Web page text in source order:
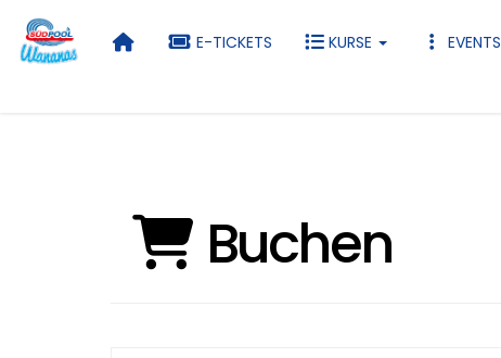
E-TICKETS KURSE EVENTS
Buchen